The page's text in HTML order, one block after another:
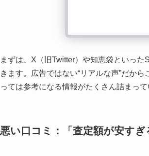
まずは、X（旧Twitter）や知恵袋といっ
きます。広告ではない“リアルな声”だか
っては参考になる情報がたくさん詰まって
悪い口コミ：「査定額が安す